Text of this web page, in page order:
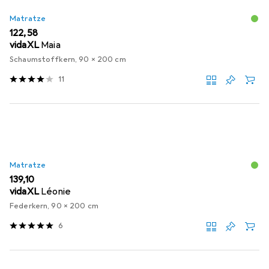
Matratze
EUR
122,58
vidaXL Maia
Schaumstoffkern, 90 x 200 cm
11
Matratze
EUR
139,10
vidaXL Léonie
Federkern, 90 x 200 cm
6